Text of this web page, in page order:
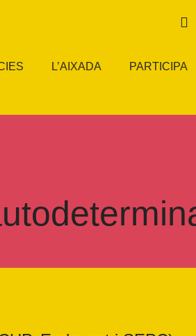
L’AIXADA PARTICIPA